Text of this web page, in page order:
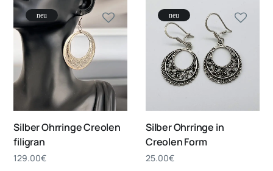
neu
Silber Ohrringe Creolen
filigran
129.00€
neu
Silber Ohrringe in
Creolen Form
25.00€